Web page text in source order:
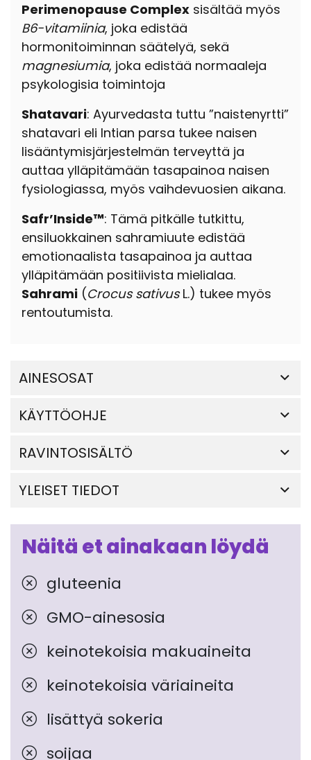
Perimenopause Complex sisältää myös
B6-vitamiinia, joka edistää
hormonitoiminnan säätelyä, sekä
magnesiumia, joka edistää normaaleja
psykologisia toimintoja
Shatavari: Ayurvedasta tuttu ”naistenyrtti”
shatavari eli Intian parsa tukee naisen
lisääntymisjärjestelmän terveyttä ja
auttaa ylläpitämään tasapainoa naisen
fysiologiassa, myös vaihdevuosien aikana.
Safr’Inside™: Tämä pitkälle tutkittu,
ensiluokkainen sahramiuute edistää
emotionaalista tasapainoa ja auttaa
ylläpitämään positiivista mielialaa.
Sahrami (Crocus sativus L.) tukee myös
rentoutumista.
AINESOSAT
KÄYTTÖOHJE
RAVINTOSISÄLTÖ
YLEISET TIEDOT
Näitä et ainakaan löydä
gluteenia
GMO-ainesosia
keinotekoisia makuaineita
keinotekoisia väriaineita
lisättyä sokeria
soijaa